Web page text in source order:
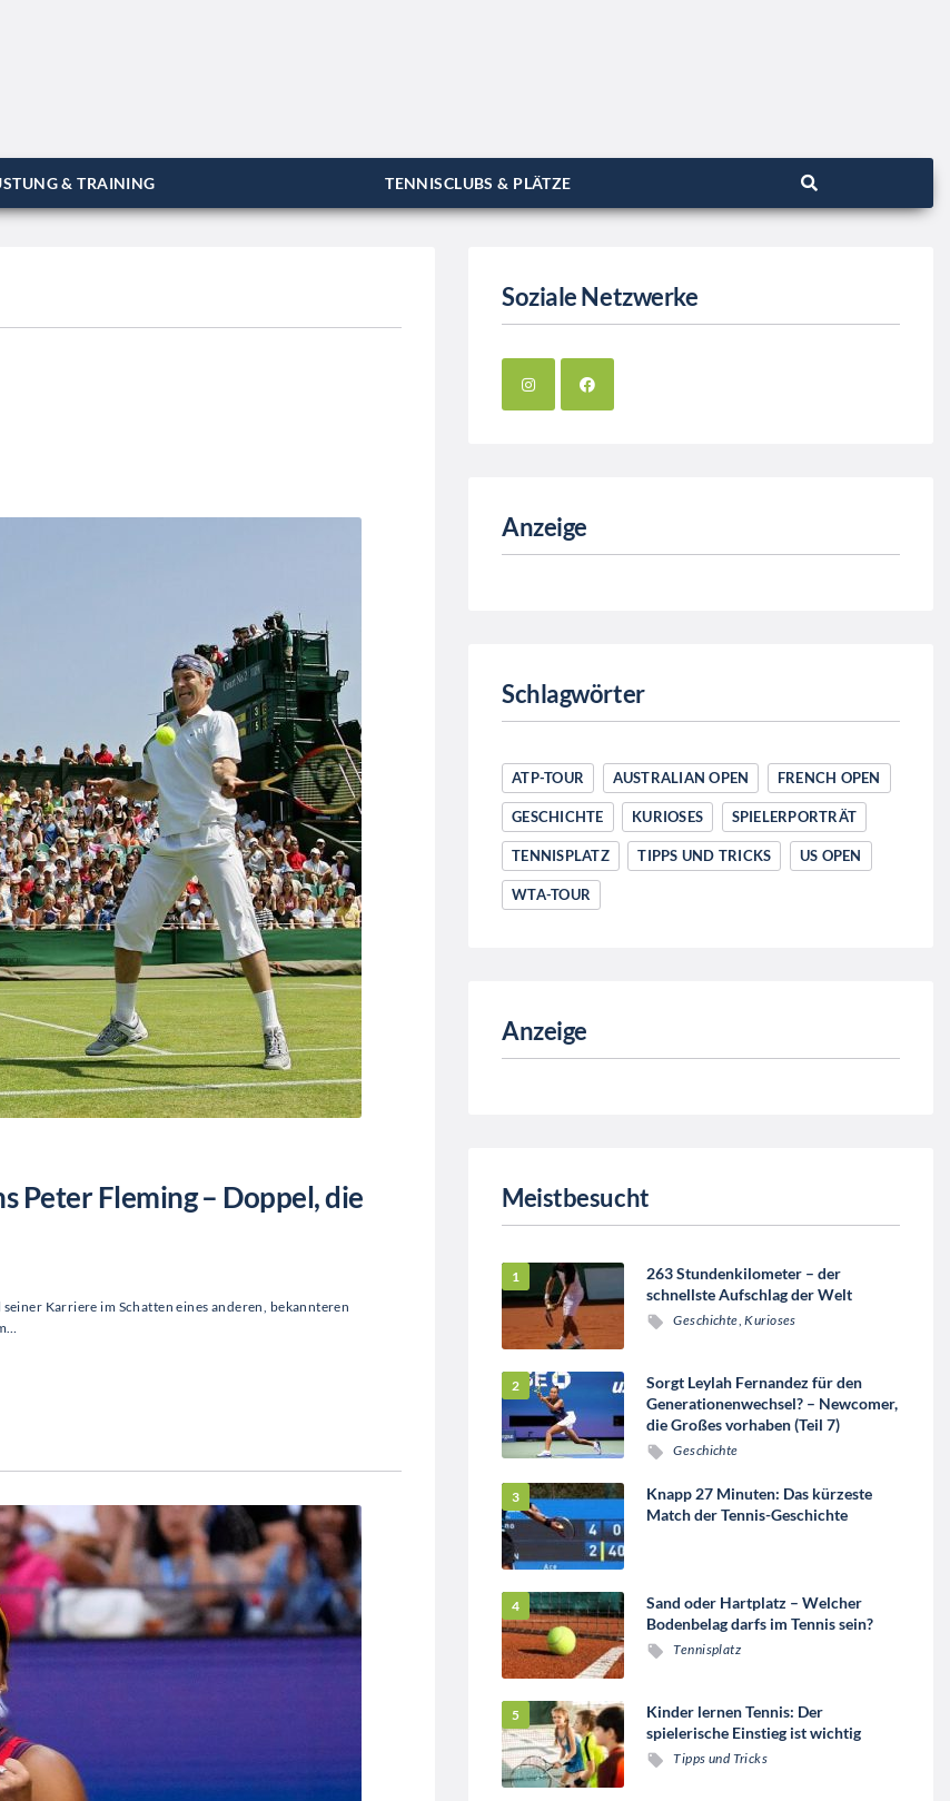
& TRAINING TENNISCLUBS & PLÄTZE
Peter Fleming – Doppel, die
Karriere im Schatten eines anderen, bekannteren
Soziale Netzwerke
Anzeige
Schlagwörter
ATP-TOUR AUSTRALIAN OPEN FRENCH OPEN
GESCHICHTE KURIOSES SPIELERPORTRÄT
TENNISPLATZ TIPPS UND TRICKS US OPEN
WTA-TOUR
Anzeige
Meistbesucht
263 Stundenkilometer – der
schnellste Aufschlag der Welt
Geschichte,Kurioses
Sorgt Leylah Fernandez für den
Generationenwechsel? – Newcomer,
die Großes vorhaben (Teil 7)
Geschichte
Knapp 27 Minuten: Das kürzeste
Match der Tennis-Geschichte
Sand oder Hartplatz – Welcher
Bodenbelag darfs im Tennis sein?
Tennisplatz
Kinder lernen Tennis: Der
spielerische Einstieg ist wichtig
Tipps und Tricks